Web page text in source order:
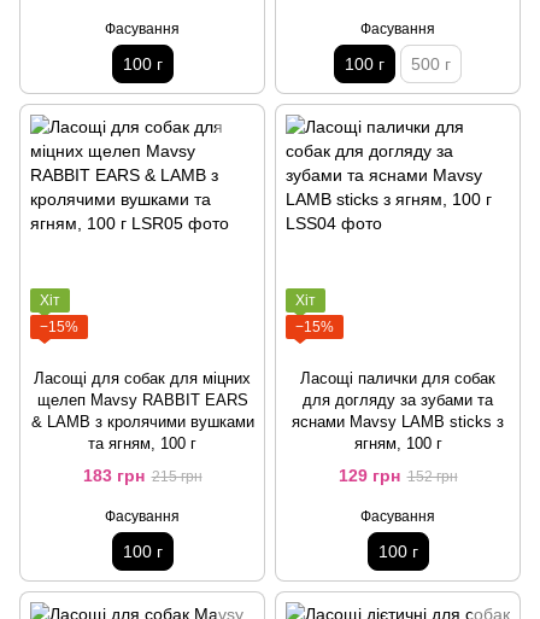
Фасування
100 г
Фасування
100 г 500 г
Хіт
−15%
Ласощі для собак для міцних
щелеп Mavsy RABBIT EARS
& LAMB з кролячими вушками
та ягням, 100 г
183 грн 215 грн
Фасування
100 г
Хіт
−15%
Ласощі палички для собак
для догляду за зубами та
яснами Mavsy LAMB sticks з
ягням, 100 г
129 грн 152 грн
Фасування
100 г